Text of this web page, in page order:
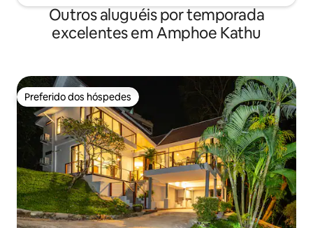
Outros aluguéis por temporada
excelentes em Amphoe Kathu
Preferido dos hóspedes
Preferido dos hóspedes